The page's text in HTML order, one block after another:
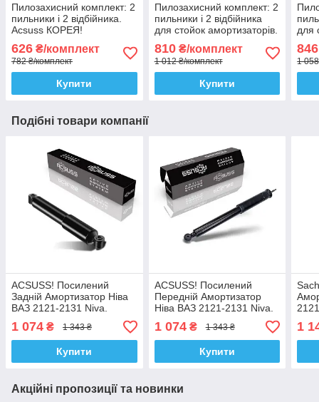
Пилозахисний комплект: 2
пильники і 2 відбійника.
Acsuss КОРЕЯ!
626 ₴/комплект
782 ₴/комплект
Купити
Пилозахисний комплект: 2
пильники і 2 відбійника
для стойок амортизаторів.
810₴/комплект
1 012 ₴/комплект
Купити
для
846
1
Подібні товари компанії
ACSUSS! Посилений
Задній Амортизатор Ніва
ВАЗ 2121-2131 Niva.
ГазМасло. 170580 ,
343098 Корея!
1 074 ₴ 1 343 ₴
Купити
ACSUSS! Посилений
Передній Амортизатор
Ніва ВАЗ 2121-2131 Niva.
ГазМасло. 170579 ,
343097 Корея!
1 074₴ 1 343 ₴
Купити
1
Акційні пропозиції та новинки